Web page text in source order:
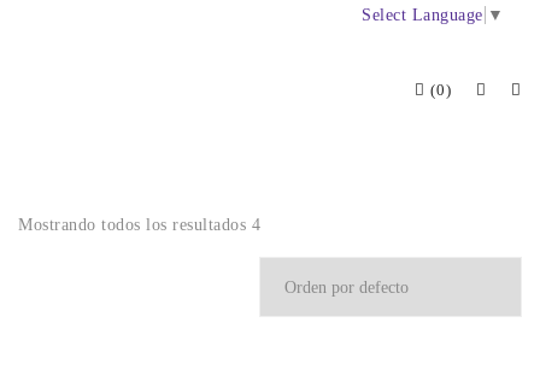
Select Language ▼
(0)
Mostrando todos los resultados 4